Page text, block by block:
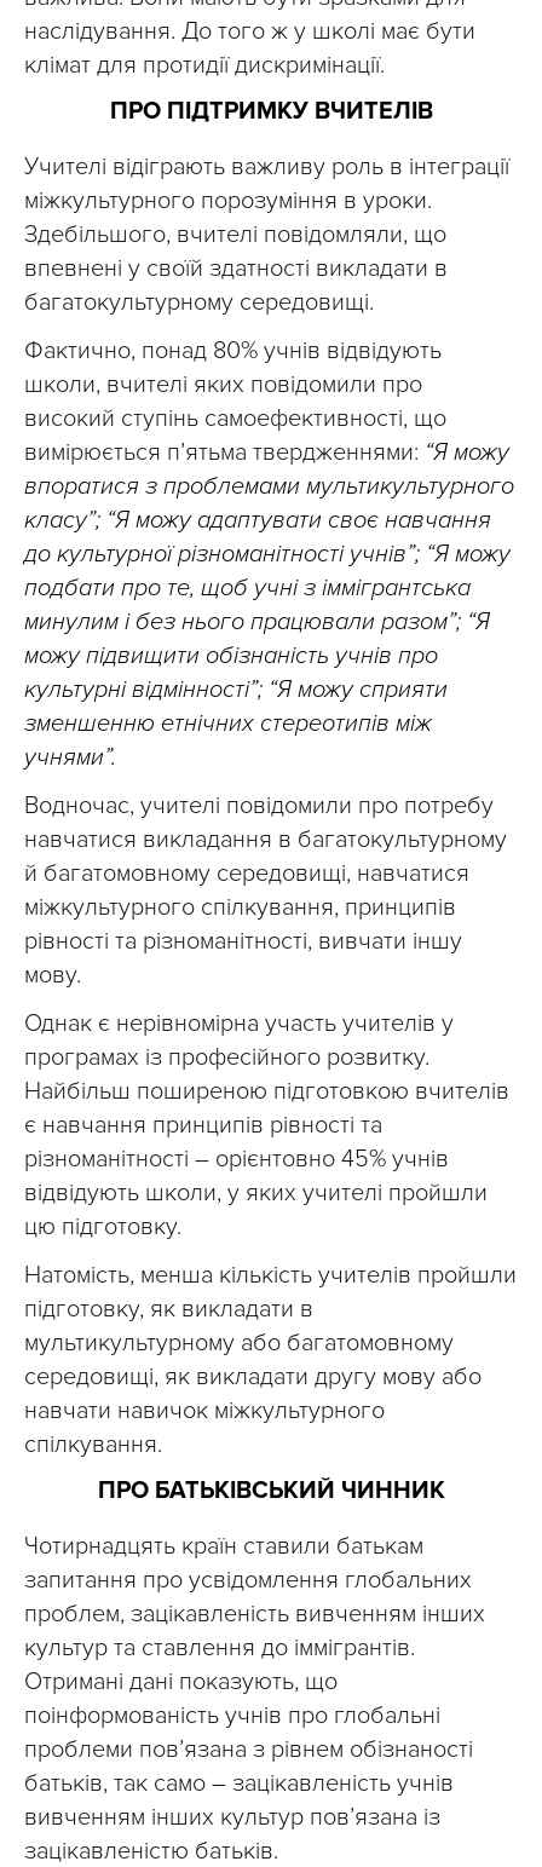
наслідування. До того ж у школі має бути
клімат для протидії дискримінації.
ПРО ПІДТРИМКУ ВЧИТЕЛІВ
Учителі відіграють важливу роль в інтеграції
міжкультурного порозуміння в уроки.
Здебільшого, вчителі повідомляли, що
впевнені у своїй здатності викладати в
багатокультурному середовищі.
Фактично, понад 80% учнів відвідують
школи, вчителі яких повідомили про
високий ступінь самоефективності, що
вимірюється п’ятьма твердженнями: “Я можу
впоратися з проблемами мультикультурного
класу”; “Я можу адаптувати своє навчання
до культурної різноманітності учнів”; “Я можу
подбати про те, щоб учні з іммігрантська
минулим і без нього працювали разом”; “Я
можу підвищити обізнаність учнів про
культурні відмінності”; “Я можу сприяти
зменшенню етнічних стереотипів між
учнями”.
Водночас, учителі повідомили про потребу
навчатися викладання в багатокультурному
й багатомовному середовищі, навчатися
міжкультурного спілкування, принципів
рівності та різноманітності, вивчати іншу
мову.
Однак є нерівномірна участь учителів у
програмах із професійного розвитку.
Найбільш поширеною підготовкою вчителів
є навчання принципів рівності та
різноманітності – орієнтовно 45% учнів
відвідують школи, у яких учителі пройшли
цю підготовку.
Натомість, менша кількість учителів пройшли
підготовку, як викладати в
мультикультурному або багатомовному
середовищі, як викладати другу мову або
навчати навичок міжкультурного
спілкування.
ПРО БАТЬКІВСЬКИЙ ЧИННИК
Чотирнадцять країн ставили батькам
запитання про усвідомлення глобальних
проблем, зацікавленість вивченням інших
культур та ставлення до іммігрантів.
Отримані дані показують, що
поінформованість учнів про глобальні
проблеми пов’язана з рівнем обізнаності
батьків, так само – зацікавленість учнів
вивченням інших культур пов’язана із
зацікавленістю батьків.